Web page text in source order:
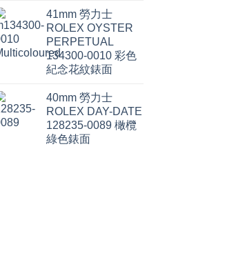
41mm 勞力士
ROLEX OYSTER
PERPETUAL
134300-0010 彩色
紀念花紋錶面
40mm 勞力士
ROLEX DAY-DATE
128235-0089 橄欖
綠色錶面